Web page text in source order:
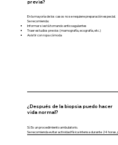
previa?
En la mayoría de los casos no se requiere preparación especial.
Se recomienda:
Informar si está tomando anticoagulantes
Traer estudios previos (mamografía, ecografía, etc.)
Asistir con ropa cómoda
¿Después de la biopsia puedo hacer
vida normal?
Sí. Es un procedimiento ambulatorio.
Se recomienda evitar actividad física intensa durante 24